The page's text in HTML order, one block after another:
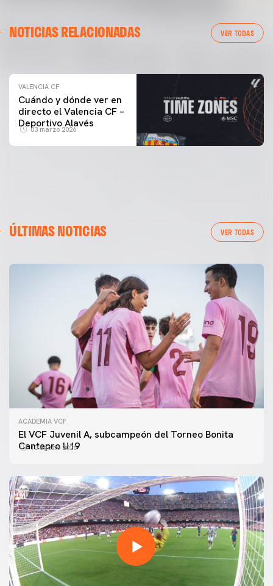
NOTICIAS RELACIONADAS VER TODAS
ENTRENAMIENTO DEL VALENCIA CF 04/03/26
VALENCIA CF
Cuándo y dónde ver en
directo el Valencia CF –
Deportivo Alavés
03 marzo 2026
ÚLTIMAS NOTICIAS VER TODAS
ACADEMIA VCF
El VCF Juvenil A, subcampeón del Torneo Bonita
Cantepro U19
10 agosto 2026